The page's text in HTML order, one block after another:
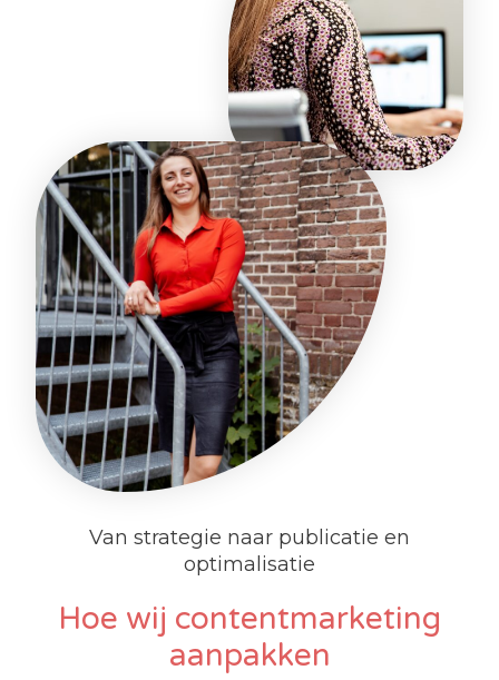
Van strategie naar publicatie en
optimalisatie
Hoe wij contentmarketing
aanpakken